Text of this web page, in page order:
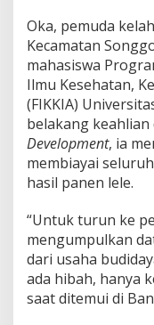
a
h
a
B
u
d
d
a
y
e
Oka, pemuda
Kecamatan
mahasiswa
Ilmu Kesehatan,
(FIKKIA)
belakang keahlian
Development, ia
membiayai
hasil panen lele.
“Untuk turun ke
mengumpulkan
dari usaha
ada hibah, hanya
saat ditemui di